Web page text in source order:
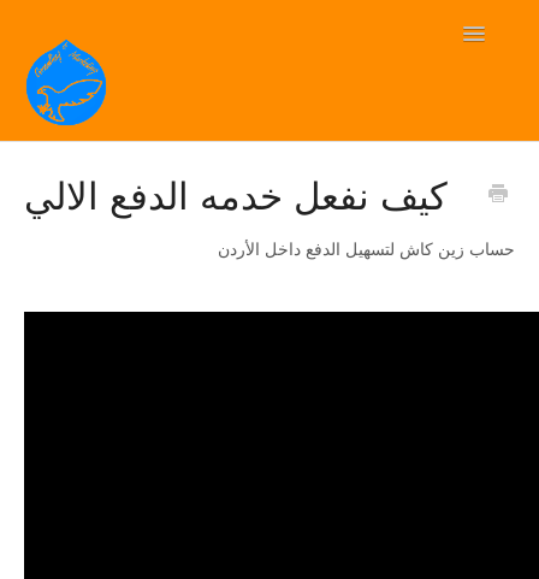
Toggle
كيف نفعل خدمه الدفع الالي
حساب زين كاش لتسهيل الدفع داخل الأردن